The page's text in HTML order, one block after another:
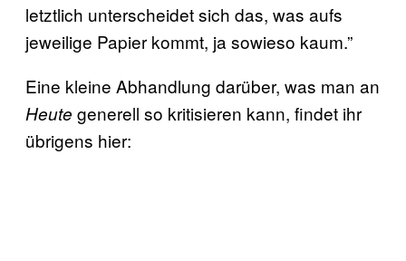
letztlich unterscheidet sich das, was aufs
jeweilige Papier kommt, ja sowieso kaum.”
Eine kleine Abhandlung darüber, was man an
Heute generell so kritisieren kann, findet ihr
übrigens hier: